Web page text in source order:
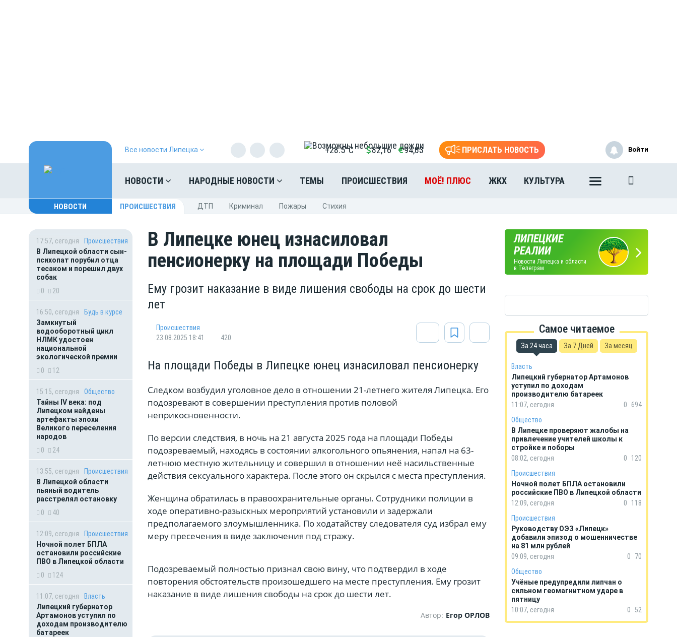
Все новости Липецка +28.5°C 82,16 94,83 ПРИСЛАТЬ НОВОСТЬ
НОВОСТИ НАРОДНЫЕ НОВОСТИ ТЕМЫ ПРОИСШЕСТВИЯ МОЁ! ПЛЮС ЖКХ КУЛЬТУРА
Войти
НОВОСТИ ПРОИСШЕСТВИЯ ДТП Криминал Пожары Стихия
17:57, сегодня
Происшествия
В Липецкой области сын-
психопат порубил отца
тесаком и порешил двух
собак
0
20
16:50, сегодня
Будь в курсе
Замкнутый
водооборотный цикл
НЛМК удостоен
национальной
экологической премии
0
12
15:15, сегодня
Общество
Тайны IV века: под
Липецком найдены
артефакты эпохи
Великого переселения
народов
0
24
13:55, сегодня
Происшествия
В Липецкой области
пьяный водитель
расстрелял остановку
0
40
12:09, сегодня
Происшествия
Ночной полет БПЛА
остановили российские
ПВО в Липецкой области
0
124
11:07, сегодня
Власть
Липецкий губернатор
Артамонов уступил по
доходам производителю
батареек
В Липецке юнец изнасиловал
пенсионерку на площади Победы
Ему грозит наказание в виде лишения свободы на срок до шести
лет
Происшествия
23.08.2025 18:41
420
На площади Победы в Липецке юнец изнасиловал пенсионерку
Следком возбудил уголовное дело в отношении 21-летнего жителя Липецка. Его
подозревают в совершении преступления против половой
неприкосновенности.
По версии следствия, в ночь на 21 августа 2025 года на площади Победы
подозреваемый, находясь в состоянии алкогольного опьянения, напал на 63-
летнюю местную жительницу и совершил в отношении неё насильственные
действия сексуального характера. После этого он скрылся с места преступления.
Женщина обратилась в правоохранительные органы. Сотрудники полиции в
ходе оперативно-разыскных мероприятий установили и задержали
предполагаемого злоумышленника. По ходатайству следователя суд избрал ему
меру пресечения в виде заключения под стражу.
Подозреваемый полностью признал свою вину, что подтвердил в ходе
повторения обстоятельств произошедшего на месте преступления. Ему грозит
наказание в виде лишения свободы на срок до шести лет.
Автор: Егор ОРЛОВ
ЛИПЕЦКИЕ
РЕАЛИИ
Новости Липецка и области
в Телеграм
ГОРОСКОП
НА КАЖДЫЙ ДЕНЬ
ПОГОДА
В ЛИПЕЦКЕ
Самое читаемое
За 24 часа За 7 Дней За месяц
Власть
Липецкий губернатор Артамонов
уступил по доходам
производителю батареек
11:07, сегодня
0
694
Общество
В Липецке проверяют жалобы на
привлечение учителей школы к
стройке и поборы
08:02, сегодня
0
120
Происшествия
Ночной полет БПЛА остановили
российские ПВО в Липецкой области
12:09, сегодня
0
118
Происшествия
Руководству ОЭЗ «Липецк»
добавили эпизод о мошенничестве
на 81 млн рублей
09:09, сегодня
0
70
Общество
Учёные предупредили липчан о
сильном геомагнитном ударе в
пятницу
10:07, сегодня
0 52